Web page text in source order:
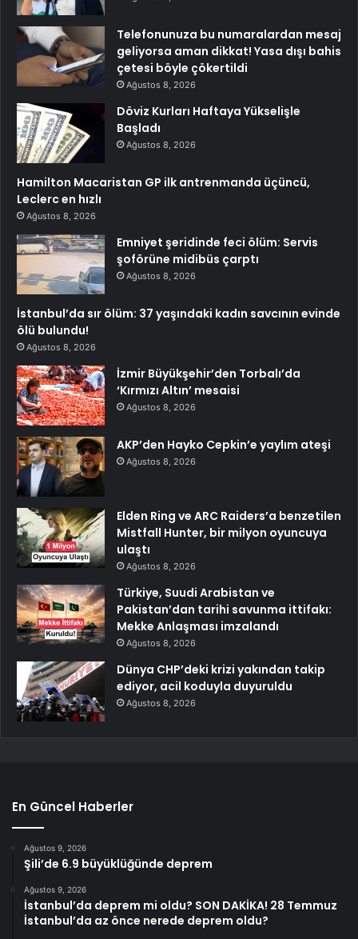
Telefonunuza bu numaralardan mesaj
geliyorsa aman dikkat! Yasa dışı bahis
çetesi böyle çökertildi
Ağustos 8, 2026
Döviz Kurları Haftaya Yükselişle
Başladı
Ağustos 8, 2026
Hamilton Macaristan GP ilk antrenmanda üçüncü,
Leclerc en hızlı
Ağustos 8, 2026
Emniyet şeridinde feci ölüm: Servis
şoförüne midibüs çarptı
Ağustos 8, 2026
İstanbul’da sır ölüm: 37 yaşındaki kadın savcının evinde
ölü bulundu!
Ağustos 8, 2026
İzmir Büyükşehir’den Torbalı’da
‘Kırmızı Altın’ mesaisi
Ağustos 8, 2026
AKP’den Hayko Cepkin’e yaylım ateşi
Ağustos 8, 2026
Elden Ring ve ARC Raiders’a benzetilen
Mistfall Hunter, bir milyon oyuncuya
ulaştı
Ağustos 8, 2026
Türkiye, Suudi Arabistan ve
Pakistan’dan tarihi savunma ittifakı:
Mekke Anlaşması imzalandı
Ağustos 8, 2026
Dünya CHP’deki krizi yakından takip
ediyor, acil koduyla duyuruldu
Ağustos 8, 2026
En Güncel Haberler
Ağustos 9, 2026
Şili’de 6.9 büyüklüğünde deprem
Ağustos 9, 2026
İstanbul’da deprem mi oldu? SON DAKİKA! 28 Temmuz
İstanbul’da az önce nerede deprem oldu?